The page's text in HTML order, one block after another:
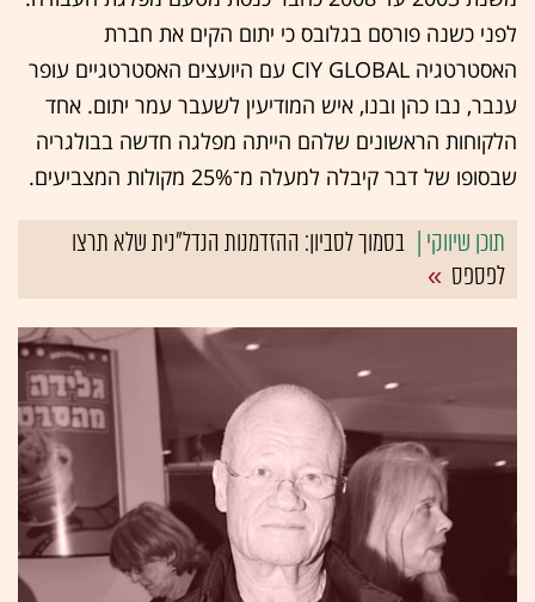
לפני כשנה פורסם בגלובס כי יתום הקים את חברת
האסטרטגיה CIY GLOBAL עם היועצים האסטרטגיים עופר
ענבר, נבו כהן ובנו, איש המודיעין לשעבר עמר יתום. אחד
הלקוחות הראשונים שלהם הייתה מפלגה חדשה בבולגריה
שבסופו של דבר קיבלה למעלה מ־25% מקולות המצביעים.
בסמוך לסביון: ההזדמנות הנדל"נית שלא תרצו
לפספס